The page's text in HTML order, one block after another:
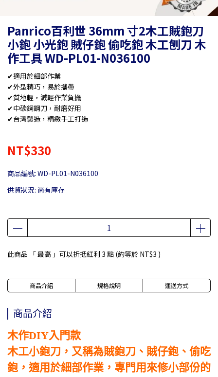
Panrico百利世 36mm 寸2木工賊鉋刀
小鉋 小光鉋 賊仔鉋 偷吃鉋 木工刨刀 木
作工具 WD-PL01-N036100
✔適用於細部作業
✔外型精巧，易於攜帶
✔質地輕，減輕作業負擔
✔中碳鋼鋼刀，耐磨好用
✔台灣製造，精緻手工打造
NT$330
商品編號: WD-PL01-N036100
供貨狀況: 尚有庫存
此商品 「 最高 」可以折抵紅利 3 點 (約等於 NT$3 )
商品介紹 規格說明 運送方式
商品介紹
木作DIY入門款
木工小鉋刀，又稱為賊鉋刀、賊仔鉋、偷吃
鉋，適用於細部作業，專門用來修小部份的